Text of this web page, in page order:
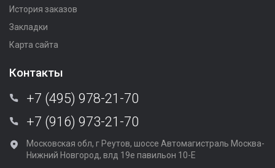
История заказов
Закладки
Карта сайта
Контакты
+7 (495) 978-21-70
+7 (916) 973-21-70
Московская обл, г Реутов, шоссе Автомагистраль Москва-
Нижний Новгород, влд 19е павильон 10-Е